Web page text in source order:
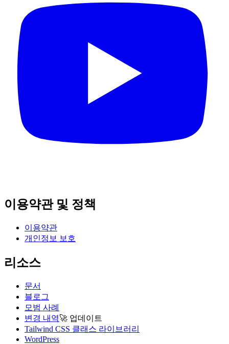
이용약관 및 정책
이용약관
개인정보 보호
리소스
문서
블로그
모범 사례
변경 내역🚀 업데이트
Tailwind CSS 클래스 라이브러리
WordPress